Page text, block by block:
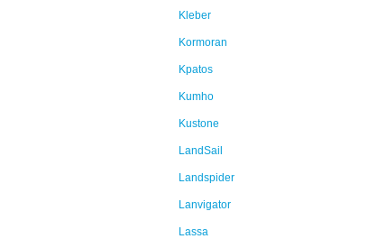
Kleber
Kormoran
Kpatos
Kumho
Kustone
LandSail
Landspider
Lanvigator
Lassa